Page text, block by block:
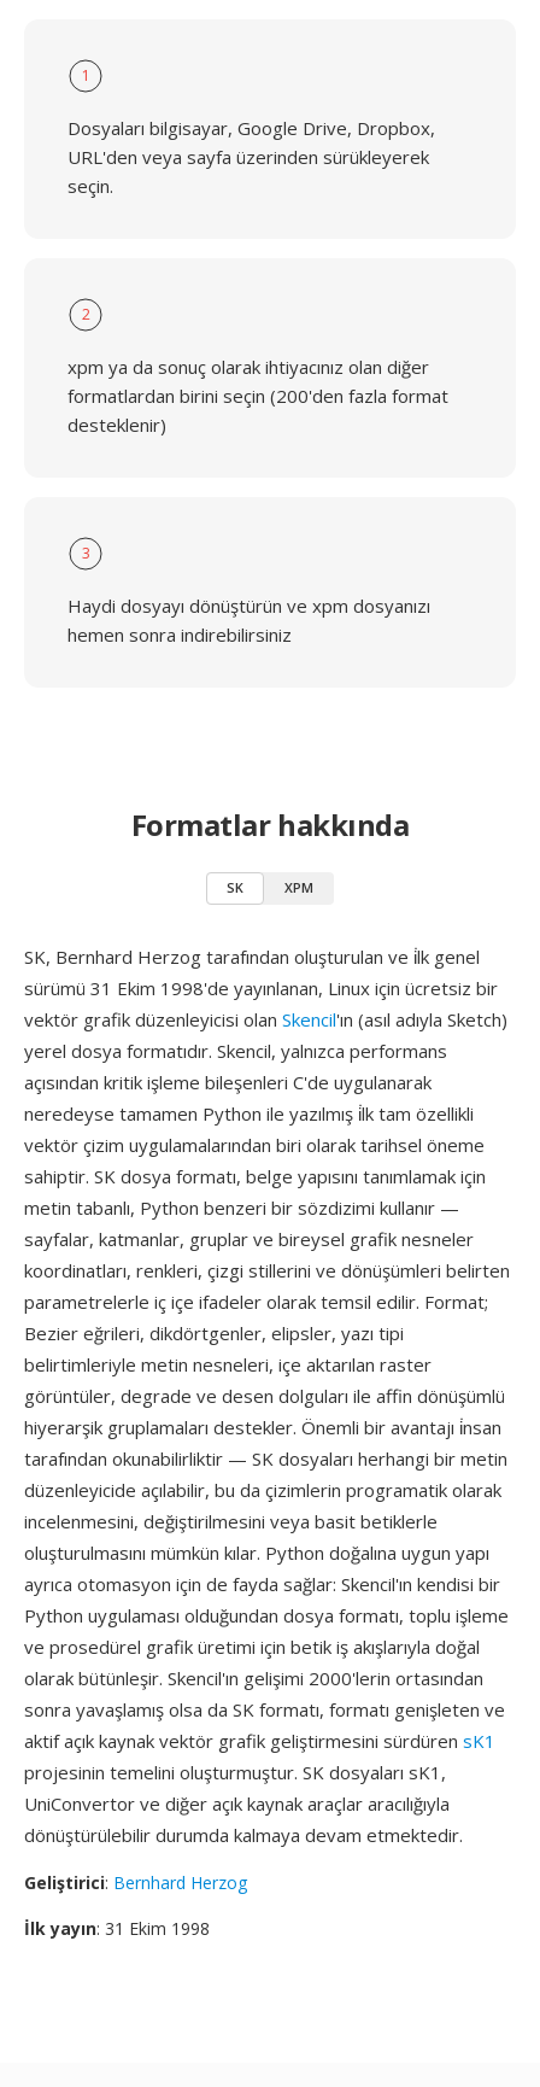
1
Dosyaları bilgisayar, Google Drive, Dropbox,
URL'den veya sayfa üzerinden sürükleyerek
seçin.
2
xpm ya da sonuç olarak ihtiyacınız olan diğer
formatlardan birini seçin (200'den fazla format
desteklenir)
3
Haydi dosyayı dönüştürün ve xpm dosyanızı
hemen sonra indirebilirsiniz
Formatlar hakkında
SK XPM
SK, Bernhard Herzog tarafından oluşturulan ve i̇lk genel
sürümü 31 Ekim 1998'de yayınlanan, Linux için ücretsiz bir
vektör grafik düzenleyicisi olan Skencil'ın (asıl adıyla Sketch)
yerel dosya formatıdır. Skencil, yalnızca performans
açısından kritik işleme bileşenleri C'de uygulanarak
neredeyse tamamen Python ile yazılmış i̇lk tam özellikli
vektör çizim uygulamalarından biri olarak tarihsel öneme
sahiptir. SK dosya formatı, belge yapısını tanımlamak için
metin tabanlı, Python benzeri bir sözdizimi kullanır —
sayfalar, katmanlar, gruplar ve bireysel grafik nesneler
koordinatları, renkleri, çizgi stillerini ve dönüşümleri belirten
parametrelerle iç içe ifadeler olarak temsil edilir. Format;
Bezier eğrileri, dikdörtgenler, elipsler, yazı tipi
belirtimleriyle metin nesneleri, içe aktarılan raster
görüntüler, degrade ve desen dolguları ile affin dönüşümlü
hiyerarşik gruplamaları destekler. Önemli bir avantajı i̇nsan
tarafından okunabilirliktir — SK dosyaları herhangi bir metin
düzenleyicide açılabilir, bu da çizimlerin programatik olarak
incelenmesini, değiştirilmesini veya basit betiklerle
oluşturulmasını mümkün kılar. Python doğalına uygun yapı
ayrıca otomasyon için de fayda sağlar: Skencil'ın kendisi bir
Python uygulaması olduğundan dosya formatı, toplu işleme
ve prosedürel grafik üretimi için betik iş akışlarıyla doğal
olarak bütünleşir. Skencil'ın gelişimi 2000'lerin ortasından
sonra yavaşlamış olsa da SK formatı, formatı genişleten ve
aktif açık kaynak vektör grafik geliştirmesini sürdüren sK1
projesinin temelini oluşturmuştur. SK dosyaları sK1,
UniConvertor ve diğer açık kaynak araçlar aracılığıyla
dönüştürülebilir durumda kalmaya devam etmektedir.
Geliştirici: Bernhard Herzog
İlk yayın: 31 Ekim 1998